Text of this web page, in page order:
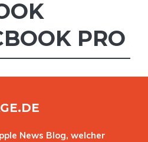
PRO
News Blog, welcher